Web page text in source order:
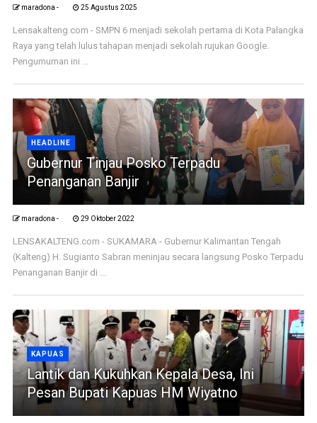
maradona - 25 Agustus 2025
Lensakalteng.com - SMPN 6 menjadi sekolah pertama di Kota Palangka
Raya yang telah lulus tahapan menjadi sekolah rujukan Google.
Pengumuman ini ...
HEADLINE
Gubernur Tinjau Posko Terpadu
Penanganan Banjir
maradona - 29 Oktober 2022
LENSAKALTENG.com - SUKAMARA - Gubernur Kalimantan Tengah
(Kalteng) H. Sugianto Sabran meninjau secara langsung Posko Terpadu
Penanganan Banjir di ...
KAPUAS
Lantik dan Kukuhkan Kepala Desa, Ini
Pesan Bupati Kapuas HM Wiyatno